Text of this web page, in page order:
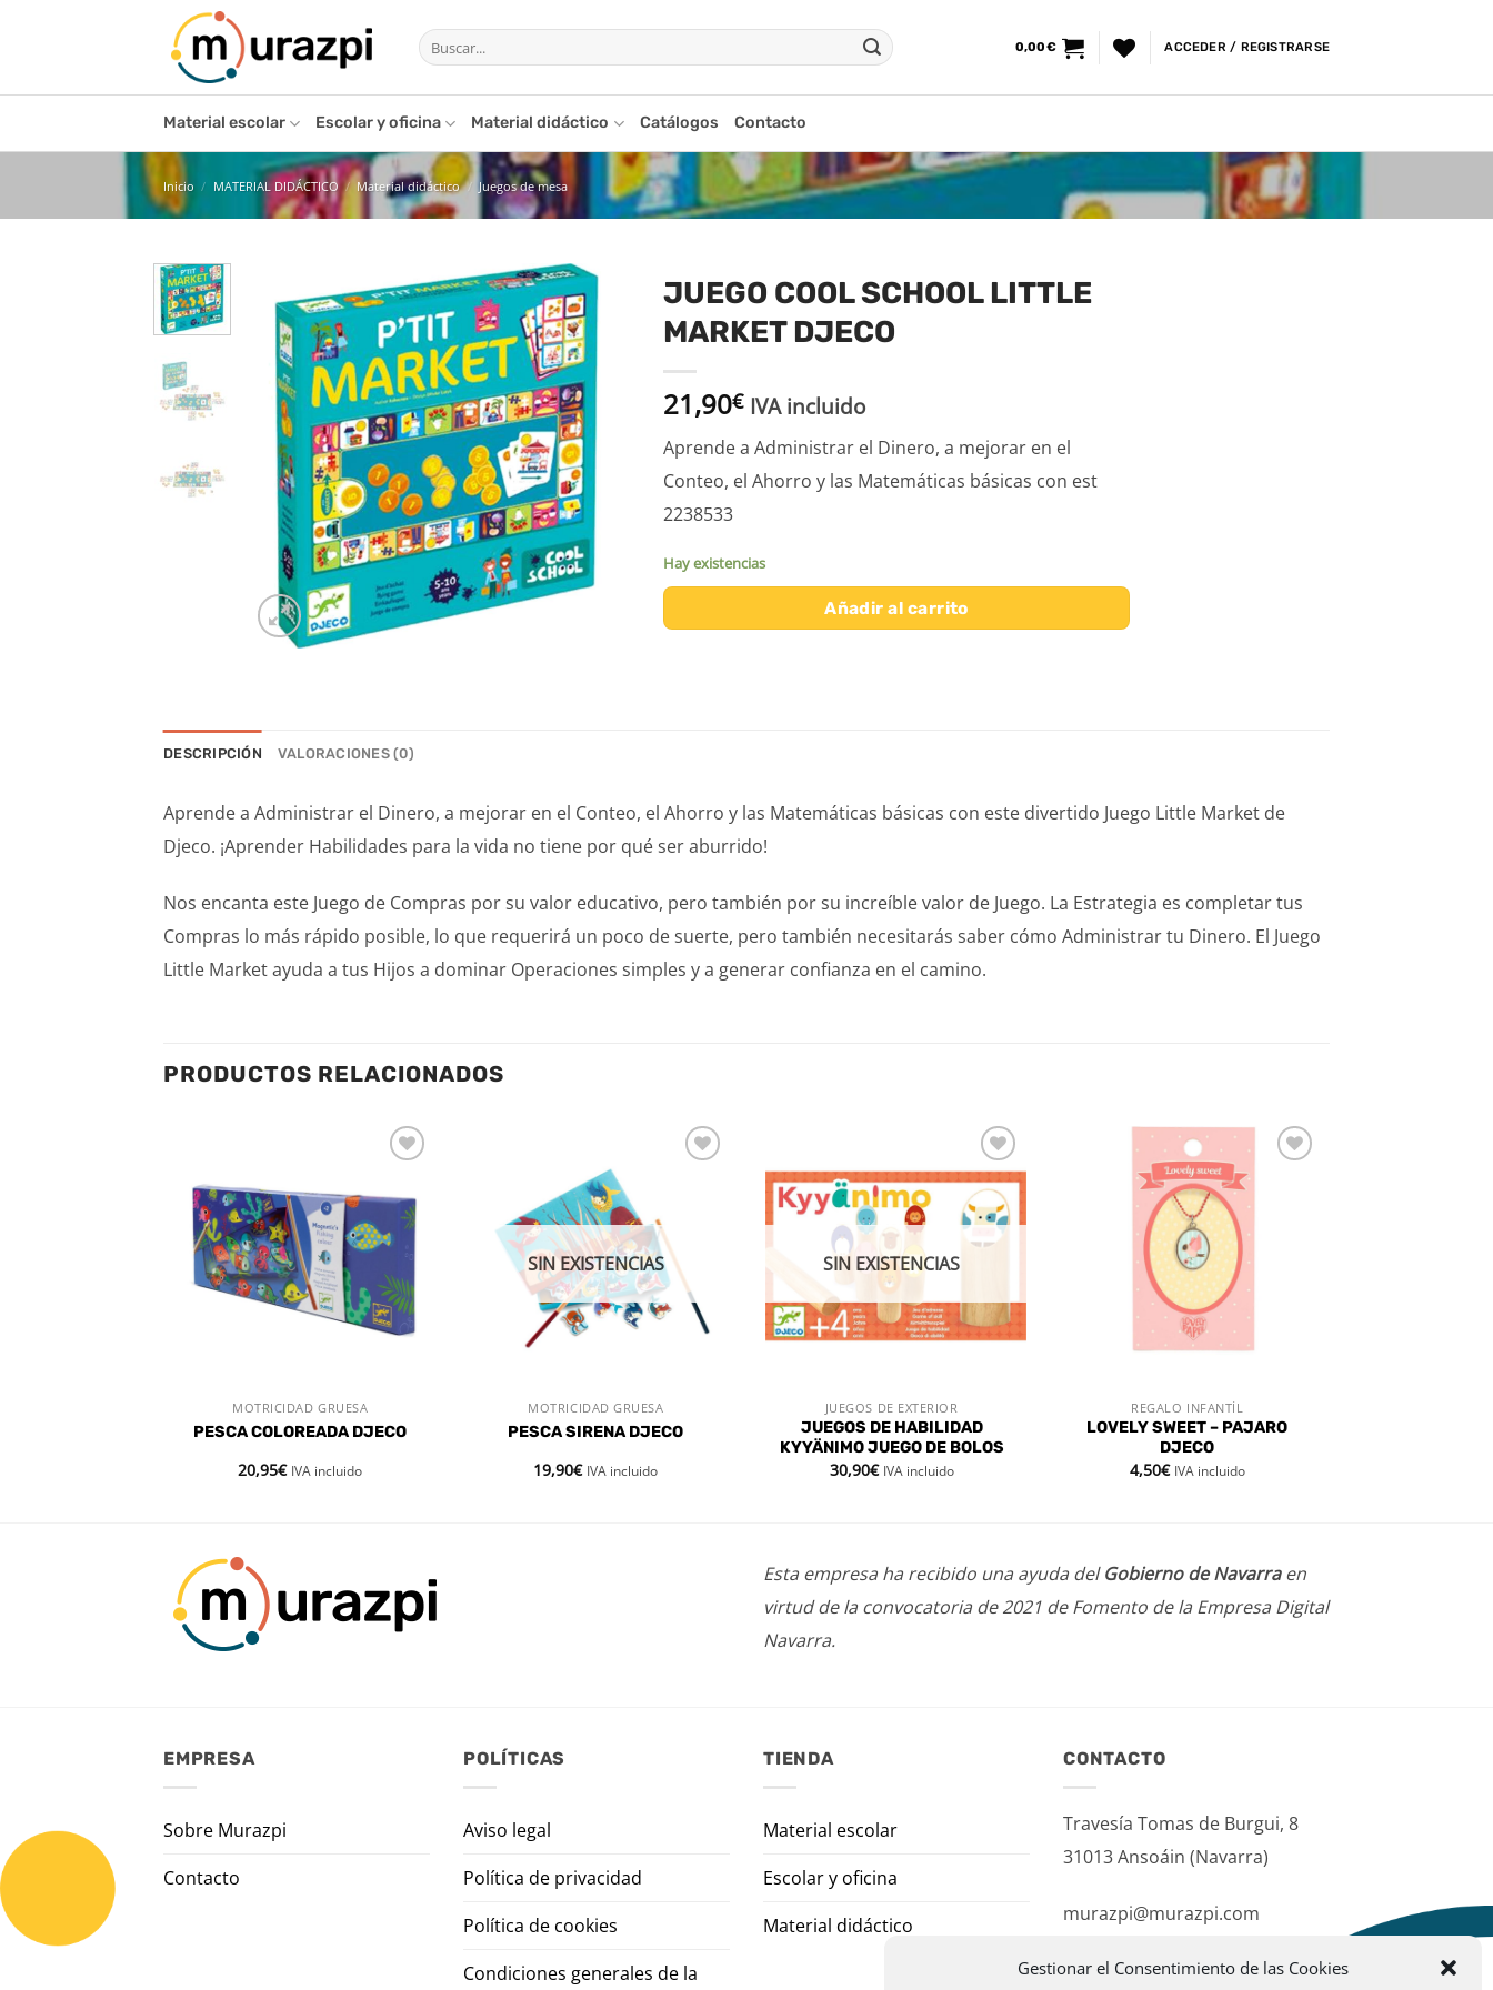
Gestionar el Consentimiento de las Cookies
Buscar
por:
0,00€ ACCEDER / REGISTRARSE
Material escolar Escolar y oficina Material didáctico Catálogos Contacto
Inicio / MATERIAL DIDÁCTICO / Material didáctico / Juegos de mesa
Añadir
a la
lista
de
deseos
JUEGO COOL SCHOOL LITTLE
MARKET DJECO
21,90€ IVA incluido
Aprende a Administrar el Dinero, a mejorar en el
Conteo, el Ahorro y las Matemáticas básicas con est
2238533
Hay existencias
Añadir al carrito
DESCRIPCIÓN VALORACIONES (0)
Aprende a Administrar el Dinero, a mejorar en el Conteo, el Ahorro y las Matemáticas básicas con este divertido Juego Little Market de
Djeco. ¡Aprender Habilidades para la vida no tiene por qué ser aburrido!
Nos encanta este Juego de Compras por su valor educativo, pero también por su increíble valor de Juego. La Estrategia es completar tus
Compras lo más rápido posible, lo que requerirá un poco de suerte, pero también necesitarás saber cómo Administrar tu Dinero. El Juego
Little Market ayuda a tus Hijos a dominar Operaciones simples y a generar confianza en el camino.
PRODUCTOS RELACIONADOS
lista de
deseos
VISTA RÁPIDA
MOTRICIDAD GRUESA
PESCA COLOREADA DJECO
20,95€ IVA incluido
VISTA RÁPIDA
SIN EXISTENCIAS
MOTRICIDAD GRUESA
PESCA SIRENA DJECO
19,90€ IVA incluido
Añadir
a la
lista de
deseos
VISTA RÁPIDA
SIN EXISTENCIAS
JUEGOS DE EXTERIOR
JUEGOS DE HABILIDAD
KYYÄNIMO JUEGO DE BOLOS
30,90€ IVA incluido
VISTA RÁPIDA
REGALO INFANTÍL
LOVELY SWEET – PAJARO
DJECO
4,50€ IVA incluido
Esta empresa ha recibido una ayuda delGobierno de Navarraen
virtud de la convocatoria de 2021 de Fomento de la Empresa Digital
Navarra.
EMPRESA
Sobre Murazpi
Contacto
POLÍTICAS
Aviso legal
Política de privacidad
Política de cookies
Condiciones generales de la
TIENDA
Material escolar
Escolar y oficina
Material didáctico
CONTACTO
Travesía Tomas de Burgui, 8
31013 Ansoáin (Navarra)
murazpi@murazpi.com